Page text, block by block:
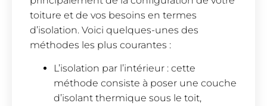
toiture et de vos besoins en termes
d’isolation. Voici quelques-unes des
méthodes les plus courantes :
L’isolation par l’intérieur : cette
méthode consiste à poser une couche
d’isolant thermique sous le toit,